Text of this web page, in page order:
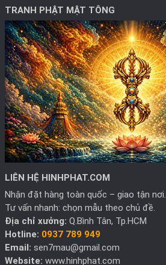
TRANH PHẬT MẬT TÔNG
LIÊN HỆ HINHPHAT.COM
Nhận đặt hàng toàn quốc – giao tận nơi.
Tư vấn nhanh: chọn mẫu theo chủ đề.
Địa chỉ xưởng: Q.Bình Tân, Tp.HCM
Hotline: 0937 789 949
Email: sen7mau@gmail.com
Website: www.hinhphat.com